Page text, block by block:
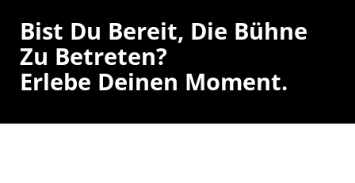
Bist Du Bereit, Die Bühne
Zu Betreten?
Erlebe Deinen Moment.